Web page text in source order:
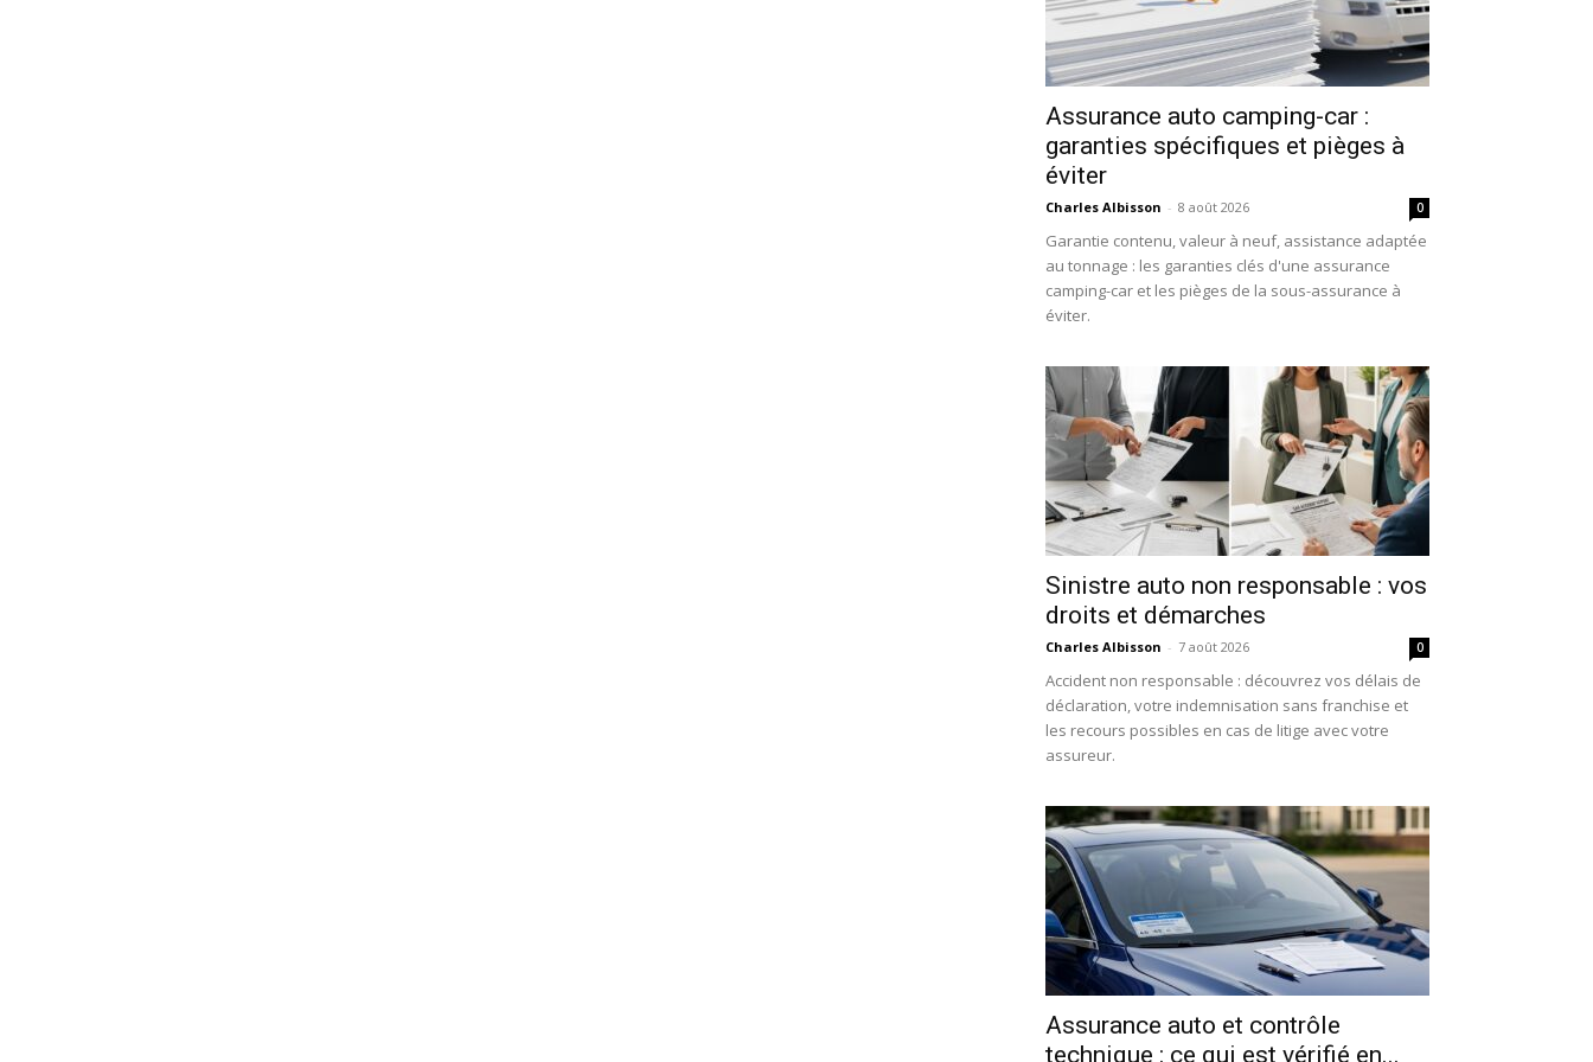
Assurance auto camping-car :
garanties spécifiques et pièges à
éviter
Charles Albisson - 8 août 2026 0
Garantie contenu, valeur à neuf, assistance adaptée
au tonnage : les garanties clés d'une assurance
camping-car et les pièges de la sous-assurance à
éviter.
Sinistre auto non responsable : vos
droits et démarches
Charles Albisson - 7 août 2026 0
Accident non responsable : découvrez vos délais de
déclaration, votre indemnisation sans franchise et
les recours possibles en cas de litige avec votre
assureur.
Assurance auto et contrôle
technique : ce qui est vérifié en...